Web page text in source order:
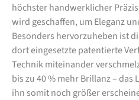
höchster handwerklicher
wird geschaffen, um Eleganz
Besonders hervorzuheben ist
dort eingesetzte patentierte
Technik miteinander
bis zu 40 % mehr Brillanz –
ihn somit noch größer